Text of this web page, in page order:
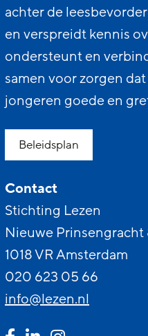
achter de
en verspreidt kennis
ondersteunt en
samen voor zorgen
jongeren goede en
Beleidsplan
Contact
Stichting Lezen
Nieuwe Prinsengracht
1018 VR Amsterdam
020 623 05 66
info@lezen.nl